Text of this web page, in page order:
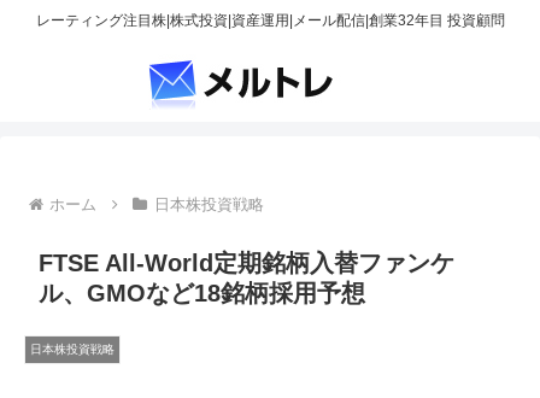
レーティング注目株|株式投資|資産運用|メール配信|創業32年目 投資顧問
ホーム 日本株投資戦略
FTSE All-World定期銘柄入替ファンケ
ル、GMOなど18銘柄採用予想
日本株投資戦略